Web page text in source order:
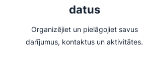
datus
Organizējiet un pielāgojiet savus
darījumus, kontaktus un aktivitātes.